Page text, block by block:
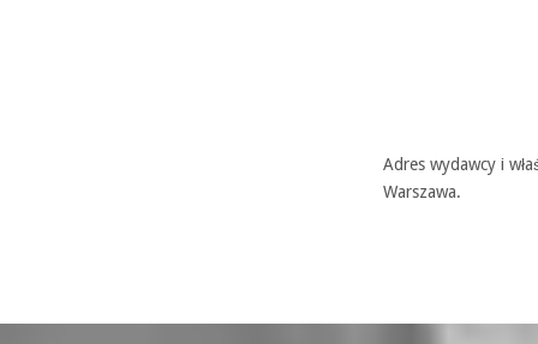
Adres wydawcy i
Warszawa.